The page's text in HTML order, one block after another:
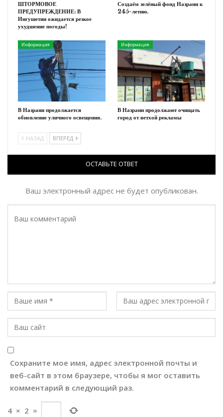
ШТОРМОВОЕ
ПРЕДУПРЕЖДЕНИЕ: В
Ингушетии ожидается резкое
ухудшение погоды!
Создаём зелёный фонд Назрани к
245-летию.
Информация
В Назрани продолжается
обновление уличного освещения.
Информация
В Назрани продолжают очищать
город от ветхой рекламы
НАЗАД ВПЕРЕД
ОСТАВЬТЕ ОТВЕТ
Ваш электронный адрес не будет опубликован.
Сохраните мое имя, адрес электронной почты и
веб-сайт в этом браузере, чтобы я мог оставить
комментарий в следующий раз.
4 × 2 =